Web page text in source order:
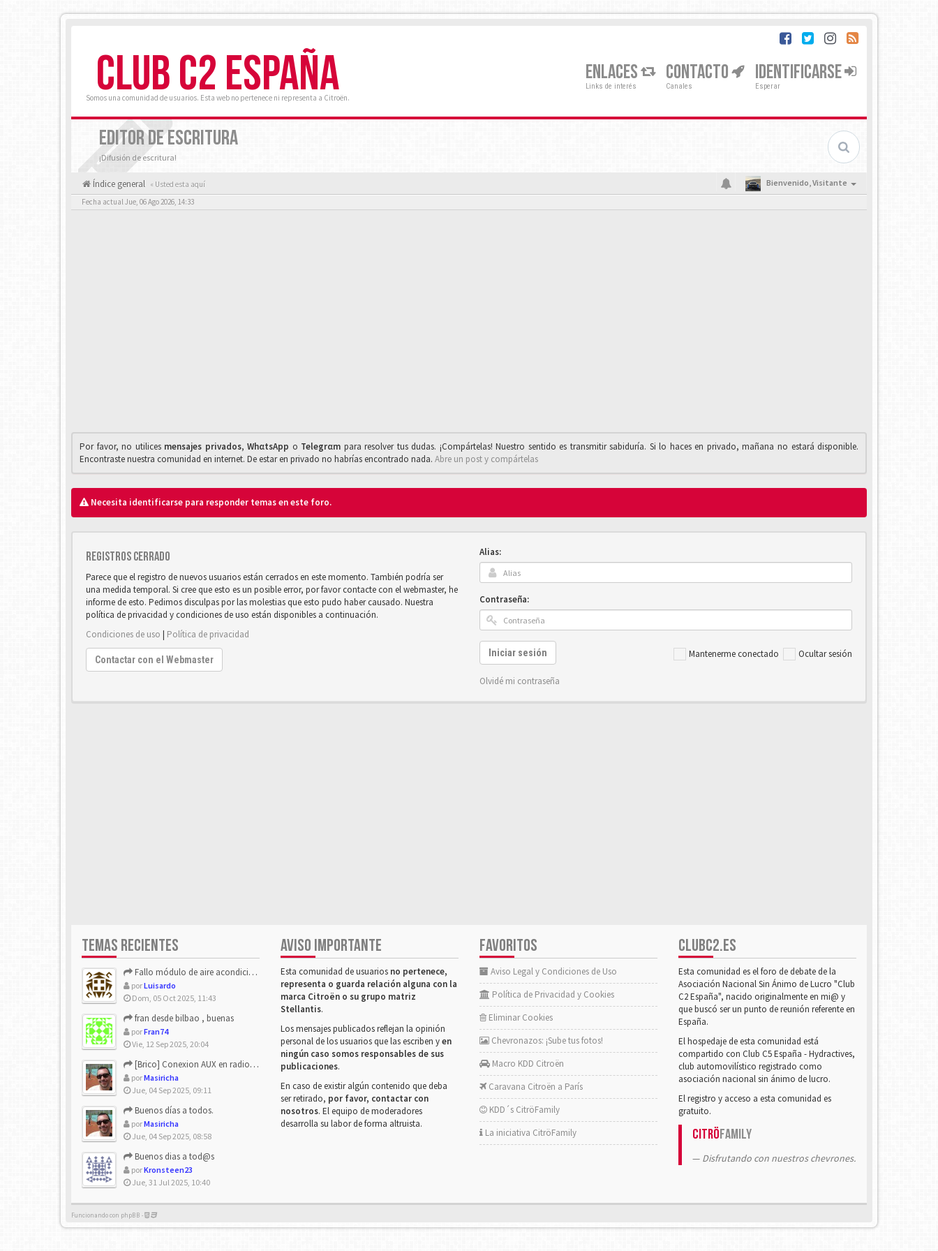
CLUB C2 ESPAÑA
Somos una comunidad de usuarios. Esta web no pertenece ni representa a Citroën.
ENLACES
Links de interés
CONTACTO
Canales
IDENTIFICARSE
Esperar
EDITOR DE ESCRITURA
¡Difusión de escritura!
Índice general « Usted esta aquí Bienvenido,Visitante
Fecha actual Jue, 06 Ago 2026, 14:33
Por favor, no utilices mensajes privados,WhαtsApp o Telegrαm para resolver tus dudas. ¡Compártelas! Nuestro sentido es transmitir sabiduría. Si lo haces en privado, mañana no estará disponible.
Encontraste nuestra comunidad en internet. De estar en privado no habrías encontrado nada. Abre un post y compártelas
Necesita identificarse para responder temas en este foro.
Registros cerrado
Parece que el registro de nuevos usuarios están cerrados en este momento. También podría ser
una medida temporal. Si cree que esto es un posible error, por favor contacte con el webmaster, he
informe de esto. Pedimos disculpas por las molestias que esto pudo haber causado. Nuestra
política de privacidad y condiciones de uso están disponibles a continuación.
Condiciones de uso | Política de privacidad
Contactar con el Webmaster
Alias:
Contraseña:
Mantenerme conectado Ocultar sesión
Iniciar sesión
Olvidé mi contraseña
TEMAS RECIENTES
Fallo módulo de aire acondicionado
porLuisardo
Dom, 05 Oct 2025, 11:43
fran desde bilbao , buenas
porFran74
Vie, 12 Sep 2025, 20:04
[Brico] Conexion AUX en radio de origen
porMasiricha
Jue, 04 Sep 2025, 09:11
Buenos días a todos.
porMasiricha
Jue, 04 Sep 2025, 08:58
Buenos dias a tod@s
porKronsteen23
Jue, 31 Jul 2025, 10:40
AVISO IMPORTANTE
Esta comunidad de usuarios no pertenece,
representa o guarda relación alguna con la
marca Citroën o su grupo matriz
Stellantis.
Los mensajes publicados reflejan la opinión
personal de los usuarios que las escriben yen
ningún caso somos responsables de sus
publicaciones.
En caso de existir algún contenido que deba
ser retirado, por favor, contactar con
nosotros. El equipo de moderadores
desarrolla su labor de forma altruista.
FAVORITOS
Aviso Legal y Condiciones de Uso
Política de Privacidad y Cookies
Eliminar Cookies
Chevronazos: ¡Sube tus fotos!
Macro KDD Citroën
Caravana Citroën a París
KDD´s CitröFamily
La iniciativa CitröFamily
CLUBC2.ES
Esta comunidad es el foro de debate de la
Asociación Nacional Sin Ánimo de Lucro "Club
C2 España", nacido originalmente en mi@ y
que buscó ser un punto de reunión referente en
España.
El hospedaje de esta comunidad está
compartido con Club C5 España - Hydractives,
club automovilístico registrado como
asociación nacional sin ánimo de lucro.
El registro y acceso a esta comunidad es
gratuito.
CitröFamily
Disfrutando con nuestros chevrones.
Funcionando con phpBB -